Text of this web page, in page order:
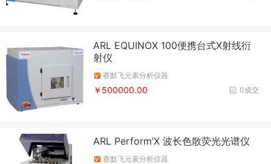
ARL EQUINOX 100便携台式X射线衍
射仪
赛默飞元素分析仪器
0成交
￥500000.00
ARL Perform’X 波长色散荧光光谱仪
赛默飞元素分析仪器